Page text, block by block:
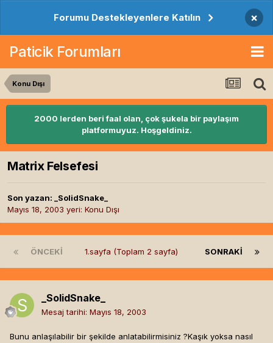
Forumu Destekleyenlere Katılın ×
Paticik Forumları
Konu Dışı
2000 lerden beri faal olan, çok şukela bir paylaşım
platformuyuz. Hoşgeldiniz.
Matrix Felsefesi
Son yazan: _SolidSnake_
Mayıs 18, 2003 yeri: Konu Dışı
ÖNCEKI SONRAKI
1.sayfa (Toplam 2 sayfa)
_SolidSnake_
Mesaj tarihi: Mayıs 18, 2003
Bunu anlaşılabilir bir şekilde anlatabilirmisiniz ?Kaşık yoksa nasıl